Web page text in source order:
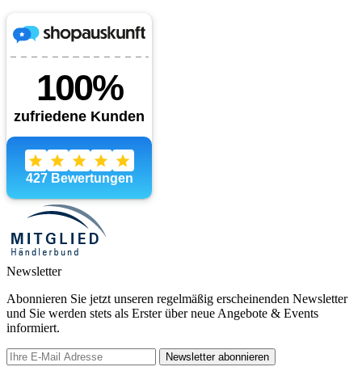
Newsletter
Abonnieren Sie jetzt unseren regelmäßig erscheinenden Newsletter
und Sie werden stets als Erster über neue Angebote & Events
informiert.
Newsletter abonnieren